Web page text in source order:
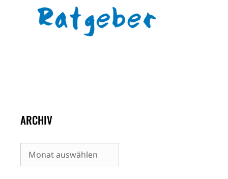
ARCHIV
Archiv